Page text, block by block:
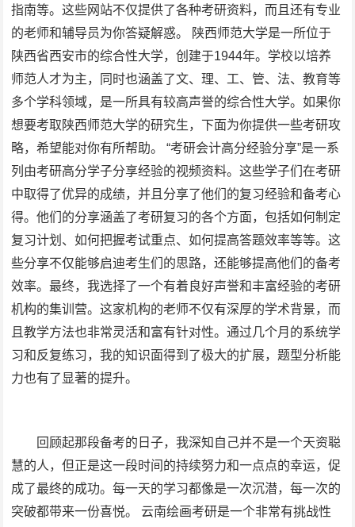
指南等。这些网站不仅提供了各种考研资料，而且还有专业
的老师和辅导员为你答疑解惑。 陕西师范大学是一所位于
陕西省西安市的综合性大学，创建于1944年。学校以培养
师范人才为主，同时也涵盖了文、理、工、管、法、教育等
多个学科领域，是一所具有较高声誉的综合性大学。如果你
想要考取陕西师范大学的研究生，下面为你提供一些考研攻
略，希望能对你有所帮助。 “考研会计高分经验分享”是一系
列由考研高分学子分享经验的视频资料。这些学子们在考研
中取得了优异的成绩，并且分享了他们的复习经验和备考心
得。他们的分享涵盖了考研复习的各个方面，包括如何制定
复习计划、如何把握考试重点、如何提高答题效率等等。这
些分享不仅能够启迪考生们的思路，还能够提高他们的备考
效率。最终，我选择了一个有着良好声誉和丰富经验的考研
机构的集训营。这家机构的老师不仅有深厚的学术背景，而
且教学方法也非常灵活和富有针对性。通过几个月的系统学
习和反复练习，我的知识面得到了极大的扩展，题型分析能
力也有了显著的提升。
回顾起那段备考的日子，我深知自己并不是一个天资聪
慧的人，但正是这一段时间的持续努力和一点点的幸运，促
成了最终的成功。每一天的学习都像是一次沉潜，每一次的
突破都带来一份喜悦。 云南绘画考研是一个非常有挑战性